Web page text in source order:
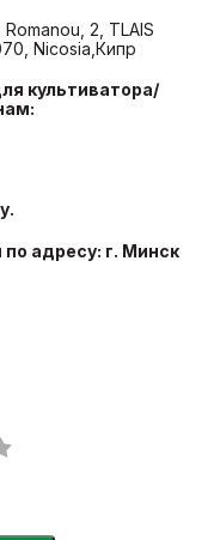
Romanou, 2, TLAIS
Nicosia,Кипр
культиватора/
адресу: г. Минск